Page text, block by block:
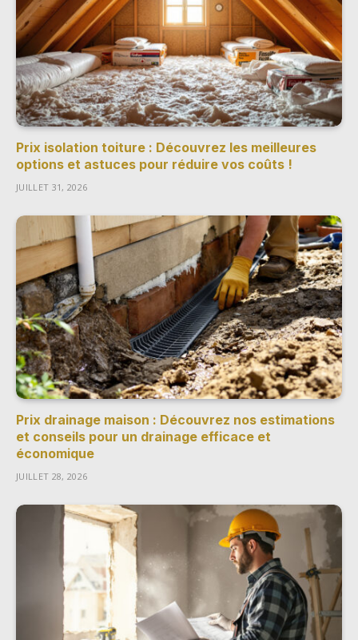
Prix isolation toiture : Découvrez les meilleures
options et astuces pour réduire vos coûts !
JUILLET 31, 2026
Prix drainage maison : Découvrez nos estimations
et conseils pour un drainage efficace et
économique
JUILLET 28, 2026